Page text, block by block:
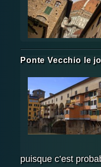
Ponte Vecchio le
puisque c’est